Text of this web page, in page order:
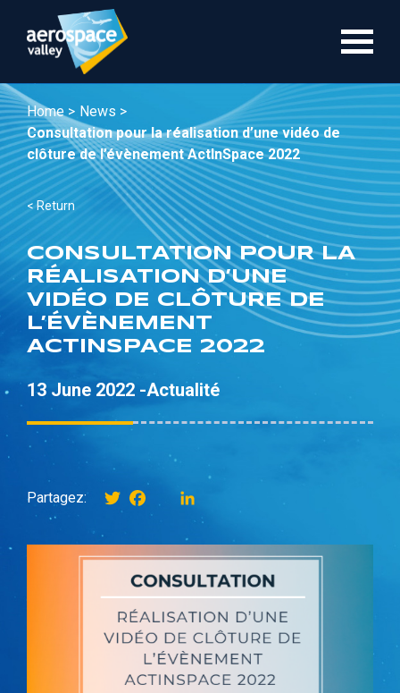
main
Home > News >
Consultation pour la réalisation d’une vidéo de
clôture de l’évènement ActInSpace 2022
< Return
CONSULTATION POUR LA
RÉALISATION D’UNE
VIDÉO DE CLÔTURE DE
L’ÉVÈNEMENT
ACTINSPACE 2022
13 June 2022 -Actualité
Partagez: TwitterFacebookinstagram